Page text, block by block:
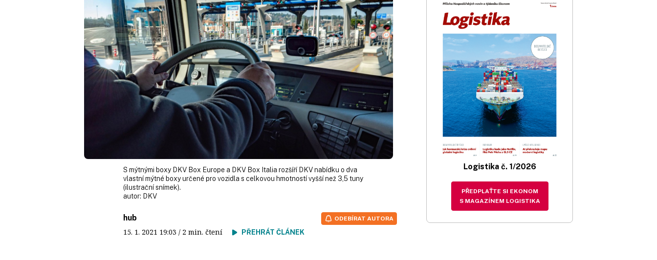
S mýtnými boxy DKV Box Europe a DKV Box Italia rozšíří DKV nabídku o dva
vlastní mýtné boxy určené pro vozidla s celkovou hmotností vyšší než 3,5 tuny
(ilustrační snímek).
autor: DKV
hub
15. 1. 2021 19:03 / 2 min. čtení PŘEHRÁT ČLÁNEK
ODEBÍRAT AUTORA
Logistika č. 1/2026
PŘEDPLAŤTE SI EKONOM
S MAGAZÍNEM LOGISTIKA